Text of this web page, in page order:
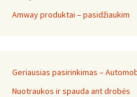
Amway produktai – pasidžiaukim
Geriausias pasirinkimas –
Nuotraukos ir spauda ant drobės